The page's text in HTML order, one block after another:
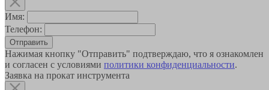
Имя:
Телефон:
Отправить
Нажимая кнопку "Отправить" подтверждаю, что я ознакомлен
и согласен с условиями политики конфиденциальности.
Заявка на прокат инструмента